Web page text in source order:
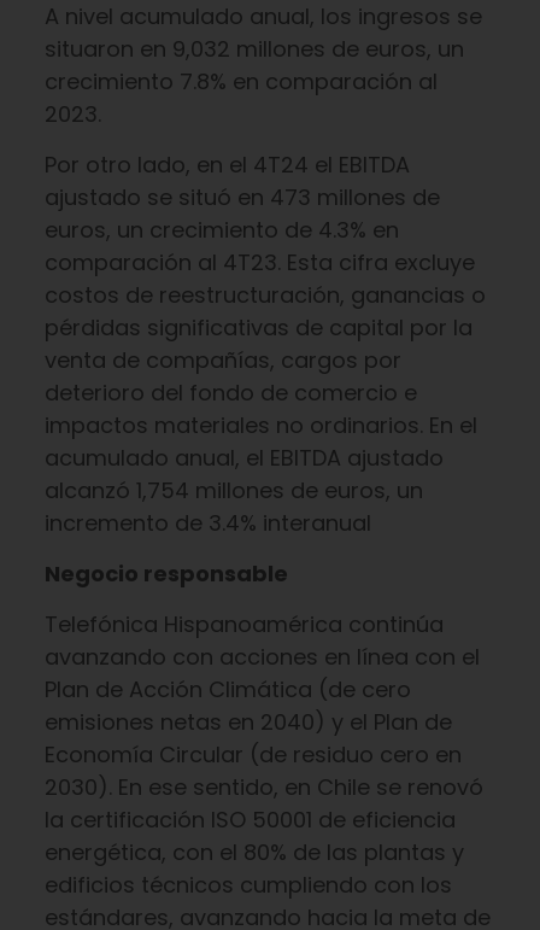
A nivel acumulado anual, los ingresos se
situaron en 9,032 millones de euros, un
crecimiento 7.8% en comparación al
2023.
Por otro lado, en el 4T24 el EBITDA
ajustado se situó en 473 millones de
euros, un crecimiento de 4.3% en
comparación al 4T23. Esta cifra excluye
costos de reestructuración, ganancias o
pérdidas significativas de capital por la
venta de compañías, cargos por
deterioro del fondo de comercio e
impactos materiales no ordinarios. En el
acumulado anual, el EBITDA ajustado
alcanzó 1,754 millones de euros, un
incremento de 3.4% interanual
Negocio responsable
Telefónica Hispanoamérica continúa
avanzando con acciones en línea con el
Plan de Acción Climática (de cero
emisiones netas en 2040) y el Plan de
Economía Circular (de residuo cero en
2030). En ese sentido, en Chile se renovó
la certificación ISO 50001 de eficiencia
energética, con el 80% de las plantas y
edificios técnicos cumpliendo con los
estándares, avanzando hacia la meta de